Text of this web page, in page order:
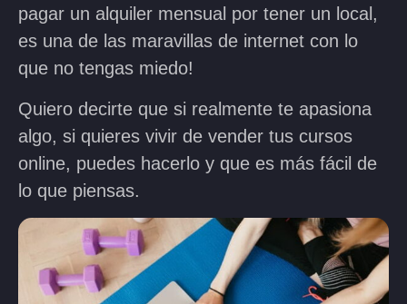
pagar un alquiler mensual por tener un local,
es una de las maravillas de internet con lo
que no tengas miedo!
Quiero decirte que si realmente te apasiona
algo, si quieres vivir de vender tus cursos
online, puedes hacerlo y que es más fácil de
lo que piensas.